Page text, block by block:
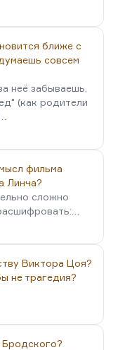
ближе с
совсем
неё забываешь,
(как родители
фильма
Линча?
сложно
Виктора Цоя?
не трагедия?